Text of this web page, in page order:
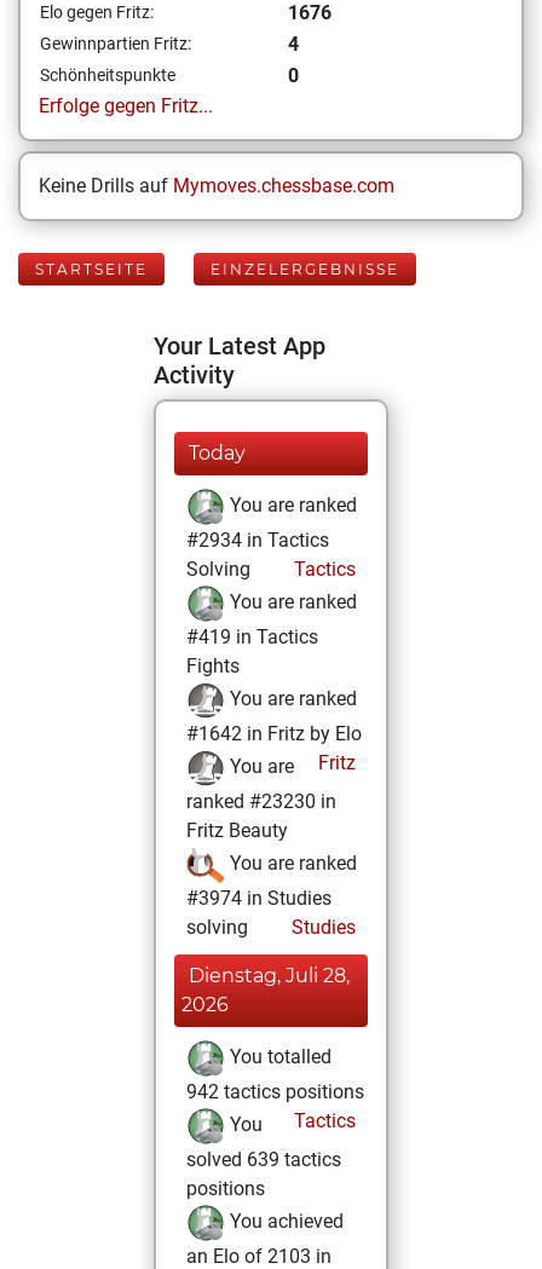
Elo gegen Fritz: 1676
Gewinnpartien Fritz: 4
Schönheitspunkte
0
Erfolge gegen Fritz...
Keine Drills auf Mymoves.chessbase.com
STARTSEITE EINZELERGEBNISSE
Your Latest App
Activity
Today
You are ranked
#2934 in Tactics
Solving
Tactics
You are ranked
#419 in Tactics
Fights
You are ranked
#1642 in Fritz by Elo
Fritz
You are
ranked #23230 in
Fritz Beauty
You are ranked
#3974 in Studies
solving
Studies
Dienstag, Juli 28,
2026
You totalled
942 tactics positions
Tactics
You
solved 639 tactics
positions
You achieved
an Elo of 2103 in